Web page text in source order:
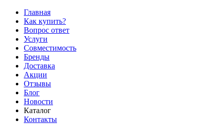
Главная
Как купить?
Вопрос ответ
Услуги
Совместимость
Бренды
Доставка
Акции
Отзывы
Блог
Новости
Каталог
Контакты